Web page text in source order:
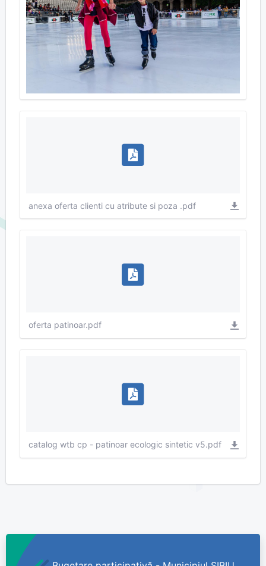
anexa oferta clienti cu atribute si poza .pdf
oferta patinoar.pdf
catalog wtb cp - patinoar ecologic sintetic v5.pdf